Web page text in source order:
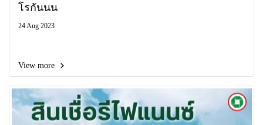
โรกันนน
24 Aug 2023
View more